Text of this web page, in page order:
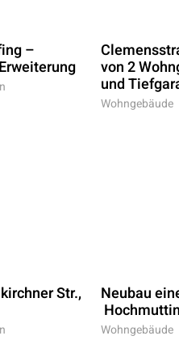
–
von 2
und
Wohngebäude
Str., Neubau
Wohngebäude